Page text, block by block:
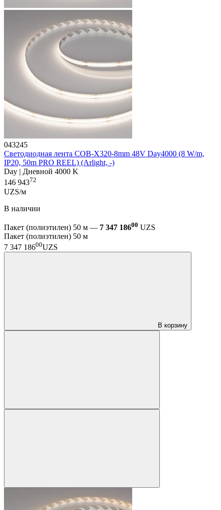
043245
Светодиодная лента COB-X320-8mm 48V Day4000 (8 W/m,
IP20, 50m PRO REEL) (Arlight, -)
Day | Дневной 4000 K
146 94372
UZS/м
В наличии
Пакет (полиэтилен) 50 м — 7 347 18600 UZS
Пакет (полиэтилен) 50 м
7 347 18600UZS
В корзину